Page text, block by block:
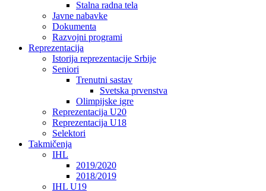
Stalna radna tela
Javne nabavke
Dokumenta
Razvojni programi
Reprezentacija
Istorija reprezentacije Srbije
Seniori
Trenutni sastav
Svetska prvenstva
Olimpijske igre
Reprezentacija U20
Reprezentacija U18
Selektori
Takmičenja
IHL
2019/2020
2018/2019
IHL U19